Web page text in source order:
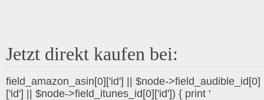
Jetzt direkt kaufen bei:
field_amazon_asin[0]['id'] || $node->field_audible_id[0]
['id'] || $node->field_itunes_id[0]['id']) { print '